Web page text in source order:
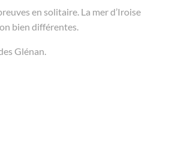
en solitaire. La mer d’Iroise
bien différentes.
Glénan.